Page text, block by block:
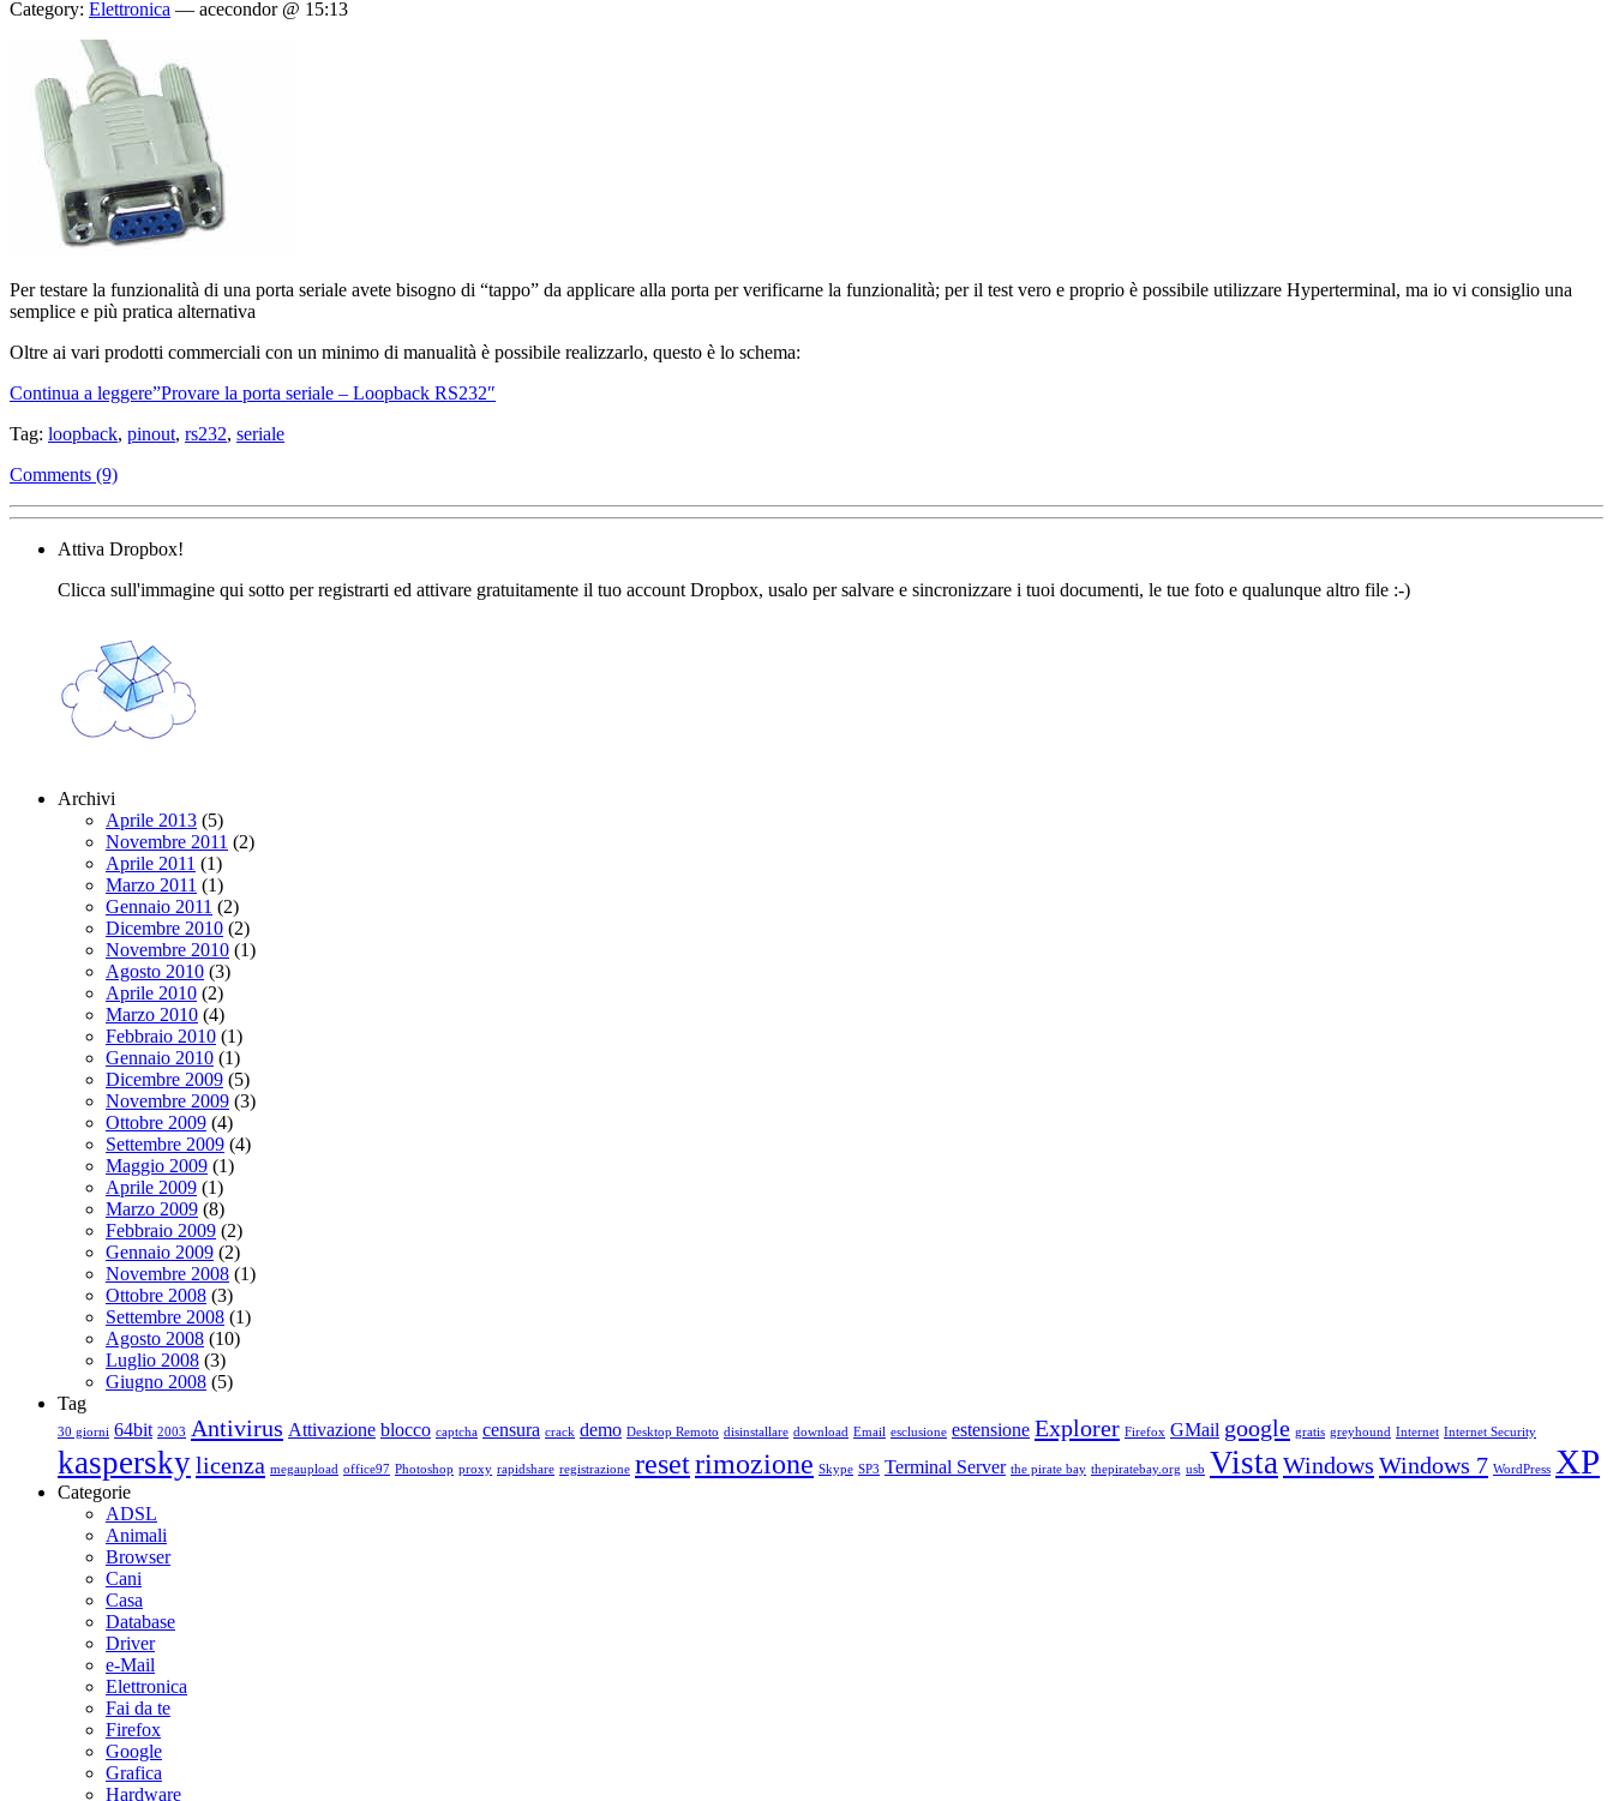
Category: Elettronica — acecondor @ 15:13
Per testare la funzionalità di una porta seriale avete bisogno di “tappo” da applicare alla porta per verificarne la funzionalità; per il test vero e proprio è possibile utilizzare Hyperterminal, ma io vi consiglio una
semplice e più pratica alternativa
Oltre ai vari prodotti commerciali con un minimo di manualità è possibile realizzarlo, questo è lo schema:
Continua a leggere”Provare la porta seriale – Loopback RS232″
Tag: loopback, pinout, rs232, seriale
Comments (9)
Attiva Dropbox!
Clicca sull'immagine qui sotto per registrarti ed attivare gratuitamente il tuo account Dropbox, usalo per salvare e sincronizzare i tuoi documenti, le tue foto e qualunque altro file :-)
Archivi
Aprile 2013 (5)
Novembre 2011 (2)
Aprile 2011 (1)
Marzo 2011 (1)
Gennaio 2011 (2)
Dicembre 2010 (2)
Novembre 2010 (1)
Agosto 2010 (3)
Aprile 2010 (2)
Marzo 2010 (4)
Febbraio 2010 (1)
Gennaio 2010 (1)
Dicembre 2009 (5)
Novembre 2009 (3)
Ottobre 2009 (4)
Settembre 2009 (4)
Maggio 2009 (1)
Aprile 2009 (1)
Marzo 2009 (8)
Febbraio 2009 (2)
Gennaio 2009 (2)
Novembre 2008 (1)
Ottobre 2008 (3)
Settembre 2008 (1)
Agosto 2008 (10)
Luglio 2008 (3)
Giugno 2008 (5)
Tag
30 giorni 64bit 2003 Antivirus Attivazione blocco captcha censura crack demo Desktop Remoto disinstallare download Email esclusione estensione Explorer Firefox GMail google gratis greyhound Internet Internet Security
kasperskylicenza megaupload office97 Photoshop proxy rapidshare registrazione resetrimozione Skype SP3 Terminal Server the pirate bay thepiratebay.org usb Vista Windows Windows 7 WordPress XP
Categorie
ADSL
Animali
Browser
Cani
Casa
Database
Driver
e-Mail
Elettronica
Fai da te
Firefox
Google
Grafica
Hardware